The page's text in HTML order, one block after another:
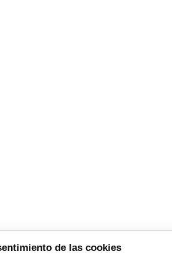
de las cookies